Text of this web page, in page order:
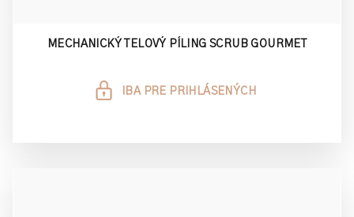
MECHANICKÝ TELOVÝ PÍLING SCRUB GOURMET
IBA PRE PRIHLÁSENÝCH